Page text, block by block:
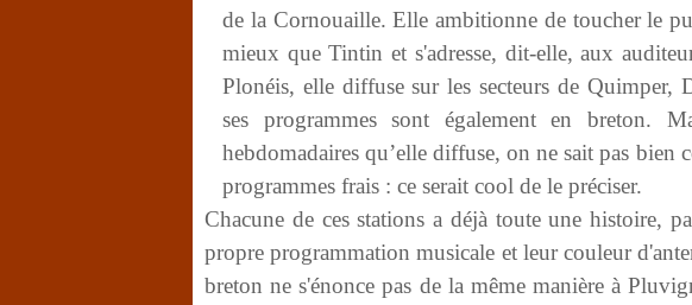
de la Cornouaille. Elle ambitionne de toucher le
mieux que Tintin et s'adresse, dit-elle, aux
Plonéis, elle diffuse sur les secteurs de Quimper,
ses programmes sont également en breton.
hebdomadaires qu’elle diffuse, on ne sait pas
programmes frais : ce serait cool de le préciser.
Chacune de ces stations a déjà toute une histoire,
propre programmation musicale et leur couleur
breton ne s'énonce pas de la même manière à